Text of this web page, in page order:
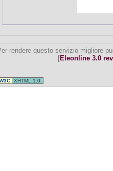
rendere questo servizio migliore
[Eleonline 3.0
XHTML 1.0